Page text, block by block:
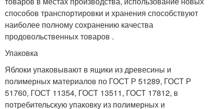
способов транспортировки и хранения способствуют
наиболее полному сохранению качества
продовольственных товаров .
Упаковка
Яблоки упаковывают в ящики из древесины и
полимерных материалов по ГОСТ Р 51289, ГОСТ Р
51760, ГОСТ 11354, ГОСТ 13511, ГОСТ 17812, в
потребительскую упаковку из полимерных и